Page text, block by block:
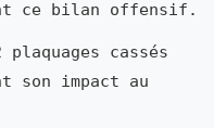
ce bilan offensif.
cassés
son impact au